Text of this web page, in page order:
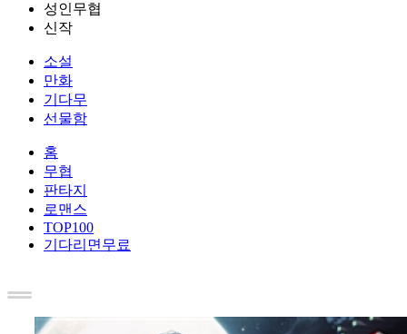
성인무협
신작
소설
만화
기다무
선물함
홈
무협
판타지
로맨스
TOP100
기다리면무료